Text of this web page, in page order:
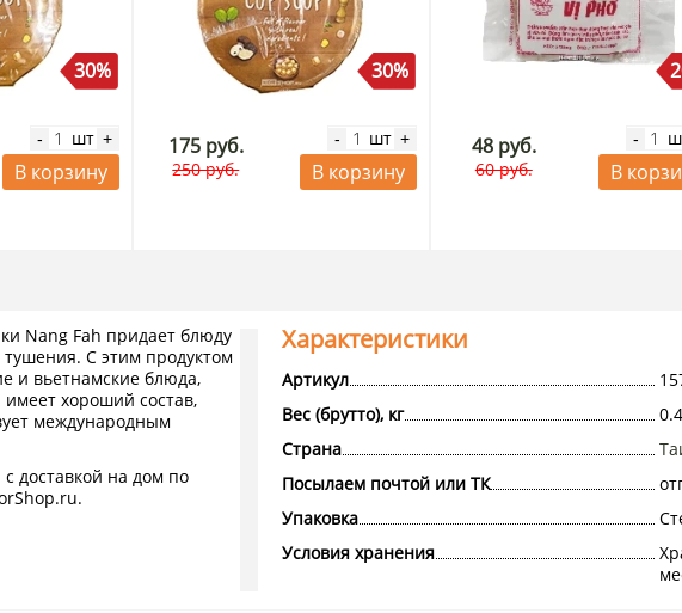
30%
- шт +
В корзину
30%
175 руб.
250 руб.
- шт +
В корзину
48 руб.
60 руб.
-
В
Характеристики
Артикул
Вес (брутто), кг
Страна
Посылаем почтой или ТК
Упаковка
Условия хранения
Nang Fah придает блюду
С этим продуктом
и вьетнамские блюда,
хороший состав,
международным
доставкой на дом по